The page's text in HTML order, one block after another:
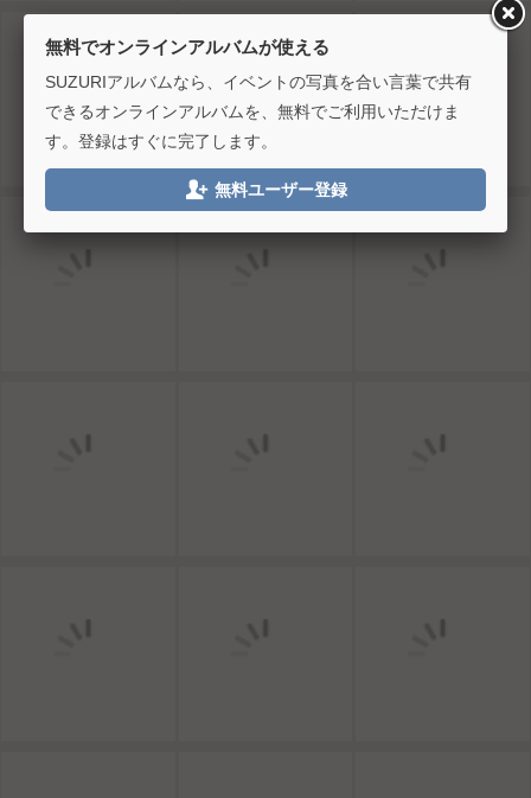
無料でオンラインアルバムが使える
SUZURIアルバムなら、イベントの写真を合い言葉で共有
できるオンラインアルバムを、無料でご利用いただけま
す。登録はすぐに完了します。
 無料ユーザー登録